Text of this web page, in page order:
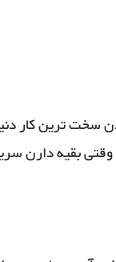
سخت ترین کار
وقتی بقیه دارن